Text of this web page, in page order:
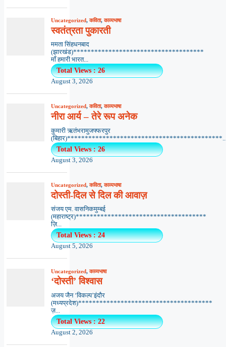
Uncategorized,कविता,काव्यभाषा
स्वतंत्रता पुकारती
ममता सिंहधनबाद
(झारखंड)*************************************
माँ हमारी भारत...
Total Views : 26
August 3, 2026
Uncategorized,कविता,काव्यभाषा
नीरा आर्य – तेरे रूप अनेक
कुमारी ऋतंभरामुजफ्फरपुर
Total Views : 26
August 3, 2026
Uncategorized,कविता,काव्यभाषा
दोस्ती-दिल से दिल की आवाज़
संजय एम. वासनिकमुम्बई
(महाराष्ट्र)*************************************
ज़ि...
Total Views : 24
August 5, 2026
Uncategorized,काव्यभाषा
‘दोस्ती’ विश्वास
अजय जैन ‘विकल्प’इंदौर
(मध्यप्रदेश)**************************************
ज़...
Total Views : 22
August 2, 2026